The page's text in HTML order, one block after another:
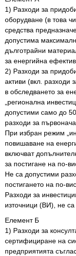
1) Разходи за
оборудване (в това
средства
допустима
дълготрайни
за енергийна
2) Разходи за
активи (вкл. разходи
в обследването за
„регионална
допустими само до
разходи за
При избран режим
повишаване на
включват
за постигане на по-
Не са допустими
постигането на по-
Разходи за
източници (ВИ), не
Елемент Б
1) Разходи за
сертифициране на
предприятията